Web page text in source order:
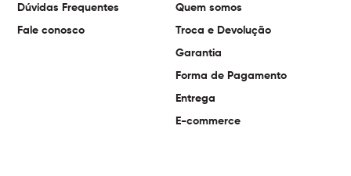
Quem somos
Troca e Devolução
Garantia
Forma de Pagamento
Entrega
E-commerce
Dúvidas Frequentes
Fale conosco